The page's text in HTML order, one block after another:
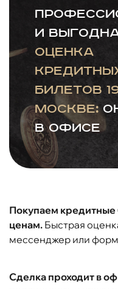
и
оценка
билетов
Москве:
в офисе
Покупаем кредитные
ценам. Быстрая
мессенджер или
Сделка проходит в